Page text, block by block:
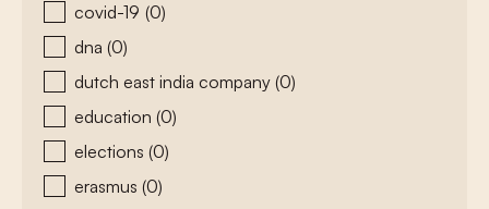
covid-19 (0)
dna (0)
dutch east india company (0)
education (0)
elections (0)
erasmus (0)